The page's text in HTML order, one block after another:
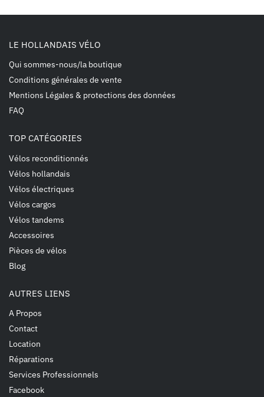
LE HOLLANDAIS VÉLO
Qui sommes-nous/la boutique
Conditions générales de vente
Mentions Légales & protections des données
FAQ
TOP CATÉGORIES
Vélos reconditionnés
Vélos hollandais
Vélos électriques
Vélos cargos
Vélos tandems
Accessoires
Pièces de vélos
Blog
AUTRES LIENS
A Propos
Contact
Location
Réparations
Services Professionnels
Facebook